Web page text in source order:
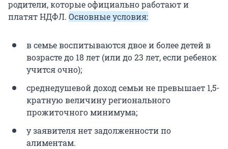
родители, которые официально работают и
платят НДФЛ. Основные условия:
в семье воспитываются двое и более детей в
возрасте до 18 лет (или до23 лет, если ребенок
учится очно);
среднедушевой доход семьи не превышает 1,5-
кратную величину регионального
прожиточного минимума;
у заявителя нет задолженности по
алиментам.